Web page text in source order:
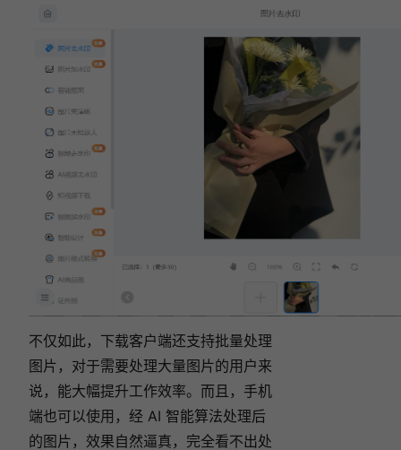
不仅如此，下载客户端还支持批量处理
图片，对于需要处理大量图片的用户来
说，能大幅提升工作效率。而且，手机
端也可以使用，经 AI 智能算法处理后
的图片，效果自然逼真，完全看不出处